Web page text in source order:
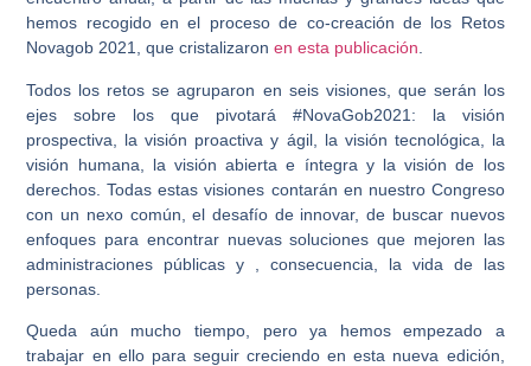
hemos recogido en el proceso de co-creación de los Retos
Novagob 2021, que cristalizaron en esta publicación
Todos los retos se agruparon en seis visiones, que serán los
ejes sobre los que pivotará #NovaGob2021: la visión
prospectiva, la visión proactiva y ágil, la visión tecnológica, la
visión humana, la visión abierta e íntegra y la visión de los
derechos. Todas estas visiones contarán en nuestro Congreso
con un nexo común, el desafío de innovar, de buscar nuevos
enfoques para encontrar nuevas soluciones que mejoren las
administraciones públicas y , consecuencia, la vida de las
personas.
Queda aún mucho tiempo, pero ya hemos empezado a
trabajar en ello para seguir creciendo en esta nueva edición,